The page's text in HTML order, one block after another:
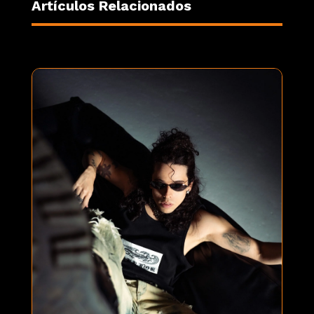
Artículos Relacionados